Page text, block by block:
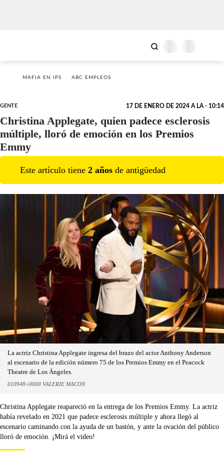
MAFIA EN IPS ABC EMPLEOS
GENTE 17 DE ENERO DE 2024 A LA - 10:14
Christina Applegate, quien padece esclerosis
múltiple, lloró de emoción en los Premios
Emmy
Este artículo tiene 2 años de antigüedad
La actriz Christina Applegate ingresa del brazo del actor Anthony Anderson
al escenario de la edición número 75 de los Premios Emmy en el Peacock
Theatre de Los Ángeles.
010948+0000 VALERIE MACON
Christina Applegate reapareció en la entrega de los Premios Emmy. La actriz
había revelado en 2021 que padece esclerosis múltiple y ahora llegó al
escenario caminando con la ayuda de un bastón, y ante la ovación del público
lloró de emoción. ¡Mirá el video!